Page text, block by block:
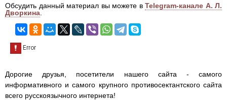
Обсудить данный материал вы можете в Telegram-канале А. Л.
Дворкина
Дорогие друзья, посетители нашего сайта - самого
информативного и самого крупного противосектантского сайта
всего русскоязычного интернета!